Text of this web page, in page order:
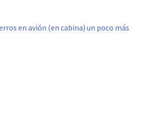
en avión (en cabina) un poco más